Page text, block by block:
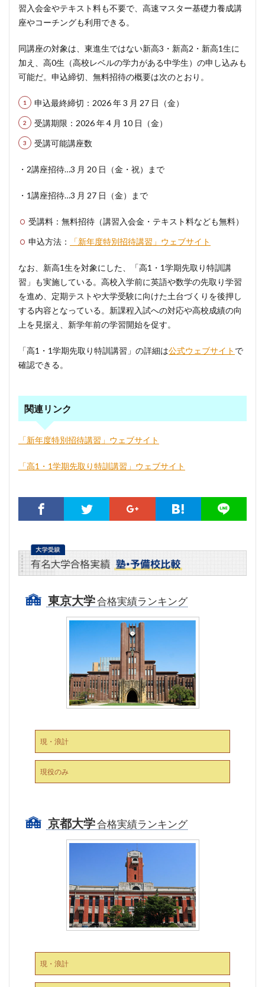
習入会金やテキスト料も不要で、高速マスター基礎力養成講
座やコーチングも利用できる。
同講座の対象は、東進生ではない新高3・新高2・新高1生に
加え、高0生（高校レベルの学力がある中学生）の申し込みも
可能だ。申込締切、無料招待の概要は次のとおり。
申込最終締切：2026 年 3 月 27 日（金）
受講期限：2026 年 4 月 10 日（金）
受講可能講座数
・2講座招待…3 月 20 日（金・祝）まで
・1講座招待…3 月 27 日（金）まで
受講料：無料招待（講習入会金・テキスト料なども無料）
申込方法：
「新年度特別招待講習」ウェブサイト
なお、新高1生を対象にした、「高1・1学期先取り特訓講
習」も実施している。高校入学前に英語や数学の先取り学習
を進め、定期テストや大学受験に向けた土台づくりを後押し
する内容となっている。新課程入試への対応や高校成績の向
上を見据え、新学年前の学習開始を促す。
「高1・1学期先取り特訓講習」の詳細は公式ウェブサイト で
確認できる。
関連リンク
「新年度特別招待講習」ウェブサイト
「高1・1学期先取り特訓講習」ウェブサイト
東京大学合格実績ランキング
現・浪計
現役のみ
京都大学合格実績ランキング
現・浪計